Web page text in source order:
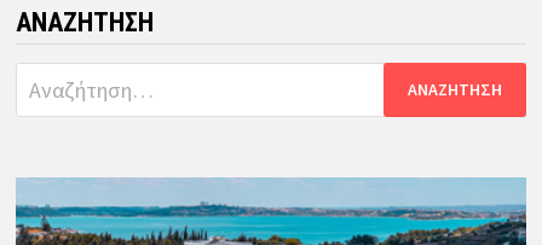
ΑΝΑΖΉΤΗΣΗ
Αναζήτηση
για: